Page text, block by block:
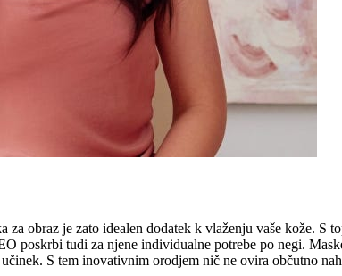
obraz je zato idealen dodatek k vlaženju vaše kože.
poskrbi tudi za njene individualne potrebe po negi.
S tem inovativnim orodjem nič ne ovira občutno